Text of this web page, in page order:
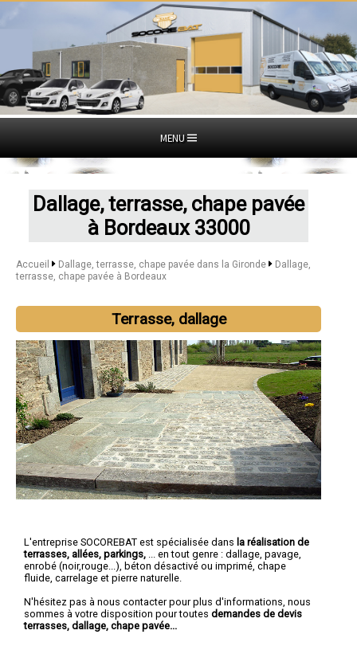
MENU
Dallage, terrasse, chape pavée
à Bordeaux 33000
Accueil Dallage, terrasse, chape pavée dans la Gironde
Dallage,
terrasse, chape pavée à Bordeaux
Terrasse, dallage
L'entreprise SOCOREBAT est spécialisée dans la réalisation de
terrasses, allées, parkings, ... en tout genre : dallage, pavage,
enrobé (noir,rouge...), béton désactivé ou imprimé, chape
fluide, carrelage et pierre naturelle.
N'hésitez pas à nous contacter pour plus d'informations, nous
sommes à votre disposition pour toutes demandes de devis
terrasses, dallage, chape pavée...